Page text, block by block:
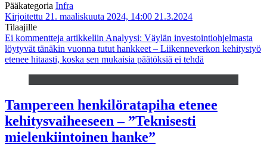
Pääkategoria Infra
Kirjoitettu 21. maaliskuuta 2024, 14:00 21.3.2024
Tilaajille
Ei kommentteja artikkeliin Analyysi: Väylän investointiohjelmasta
löytyvät tänäkin vuonna tutut hankkeet – Liikenneverkon kehitystyö
etenee hitaasti, koska sen mukaisia päätöksiä ei tehdä
Tampereen henkilöratapiha etenee
kehitysvaiheeseen – ”Teknisesti
mielenkiintoinen hanke”